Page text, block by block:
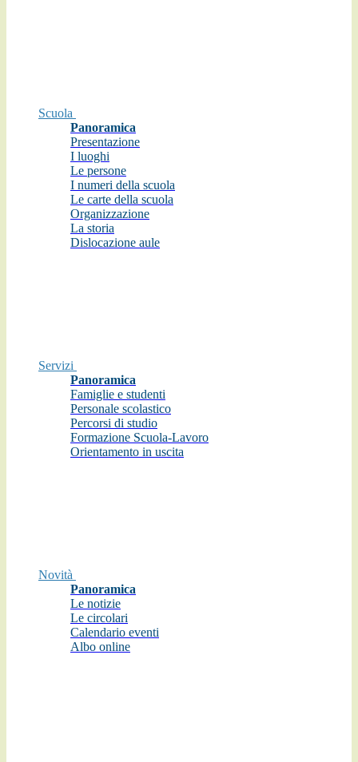
Scuola
Panoramica
Presentazione
I luoghi
Le persone
I numeri della scuola
Le carte della scuola
Organizzazione
La storia
Dislocazione aule
Servizi
Panoramica
Famiglie e studenti
Personale scolastico
Percorsi di studio
Formazione Scuola-Lavoro
Orientamento in uscita
Novità
Panoramica
Le notizie
Le circolari
Calendario eventi
Albo online